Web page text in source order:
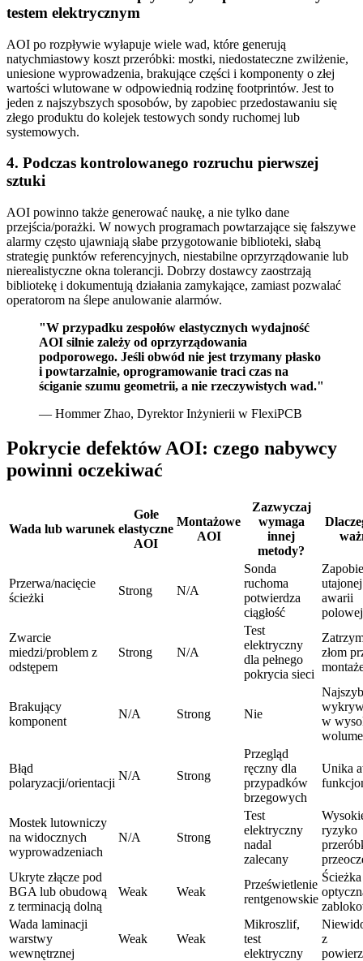
testem elektrycznym
AOI po rozpływie wyłapuje wiele wad, które generują
natychmiastowy koszt przeróbki: mostki, niedostateczne zwilżenie,
uniesione wyprowadzenia, brakujące części i komponenty o złej
wartości wlutowane w odpowiednią rodzinę footprintów. Jest to
jeden z najszybszych sposobów, by zapobiec przedostawaniu się
złego produktu do kolejek testowych sondy ruchomej lub
systemowych.
4. Podczas kontrolowanego rozruchu pierwszej
sztuki
AOI powinno także generować naukę, a nie tylko dane
przejścia/porażki. W nowych programach powtarzające się fałszywe
alarmy często ujawniają słabe przygotowanie biblioteki, słabą
strategię punktów referencyjnych, niestabilne oprzyrządowanie lub
nierealistyczne okna tolerancji. Dobrzy dostawcy zaostrzają
bibliotekę i dokumentują działania zamykające, zamiast pozwalać
operatorom na ślepe anulowanie alarmów.
"W przypadku zespołów elastycznych wydajność
AOI silnie zależy od oprzyrządowania
podporowego. Jeśli obwód nie jest trzymany płasko
i powtarzalnie, oprogramowanie traci czas na
ściganie szumu geometrii, a nie rzeczywistych wad."
— Hommer Zhao, Dyrektor Inżynierii w FlexiPCB
Pokrycie defektów AOI: czego nabywcy
powinni oczekiwać
Wada lub warunek
Gołe
elastyczne
AOI
Montażowe
AOI
Zazwyczaj
wymaga
innej
metody?
Przerwa/nacięcie
ścieżki
Strong N/A
Sonda
ruchoma
potwierdza
ciągłość
utajonej
awarii
polowej
Zwarcie
miedzi/problem z
odstępem
Strong N/A
Test
elektryczny
dla pełnego
pokrycia sieci
złom
Brakujący
komponent
N/A Strong Nie
w
Błąd
polaryzacji/orientacji
N/A Strong
Przegląd
ręczny dla
przypadków
brzegowych
Unika
Mostek lutowniczy
na widocznych
wyprowadzeniach
N/A Strong
Test
elektryczny
nadal
zalecany
ryzyko
Ukryte złącze pod
BGA lub obudową
z terminacją dolną
Weak Weak
Prześwietlenie
rentgenowskie
Ścieżka
Wada laminacji
warstwy
wewnętrznej
Weak Weak
Mikroszlif,
test
elektryczny
z